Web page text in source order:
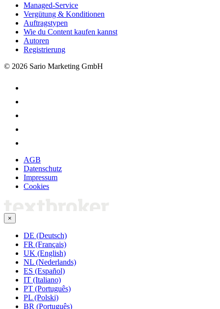
Managed-Service
Vergütung & Konditionen
Auftragstypen
Wie du Content kaufen kannst
Autoren
Registrierung
© 2026 Sario Marketing GmbH
AGB
Datenschutz
Impressum
Cookies
×
DE (Deutsch)
FR (Français)
UK (English)
NL (Nederlands)
ES (Español)
IT (Italiano)
PT (Português)
PL (Polski)
BR (Português)